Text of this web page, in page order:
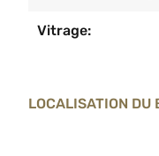
Vitrage:
LOCALISATION DU